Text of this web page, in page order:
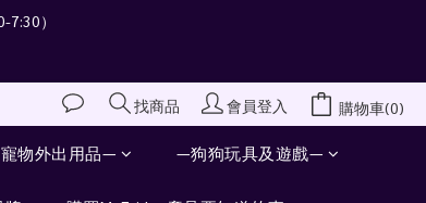
）
找商品 會員登入 購物車(0)
物外出用品— —狗狗玩具及遊戲—